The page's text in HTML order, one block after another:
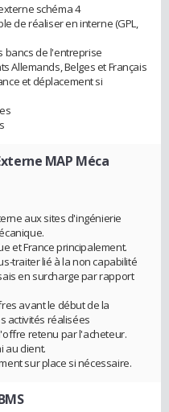
schéma 4
de réaliser en interne (GPL,
bancs de l'entreprise
Allemands, Belges et Français
et déplacement si
MAP Méca
aux sites d'ingénierie
et France principalement.
traiter lié à la non capabilité
en surcharge par rapport
avant le début de la
activités réalisées
retenu par l'acheteur.
au client.
sur place si nécessaire.